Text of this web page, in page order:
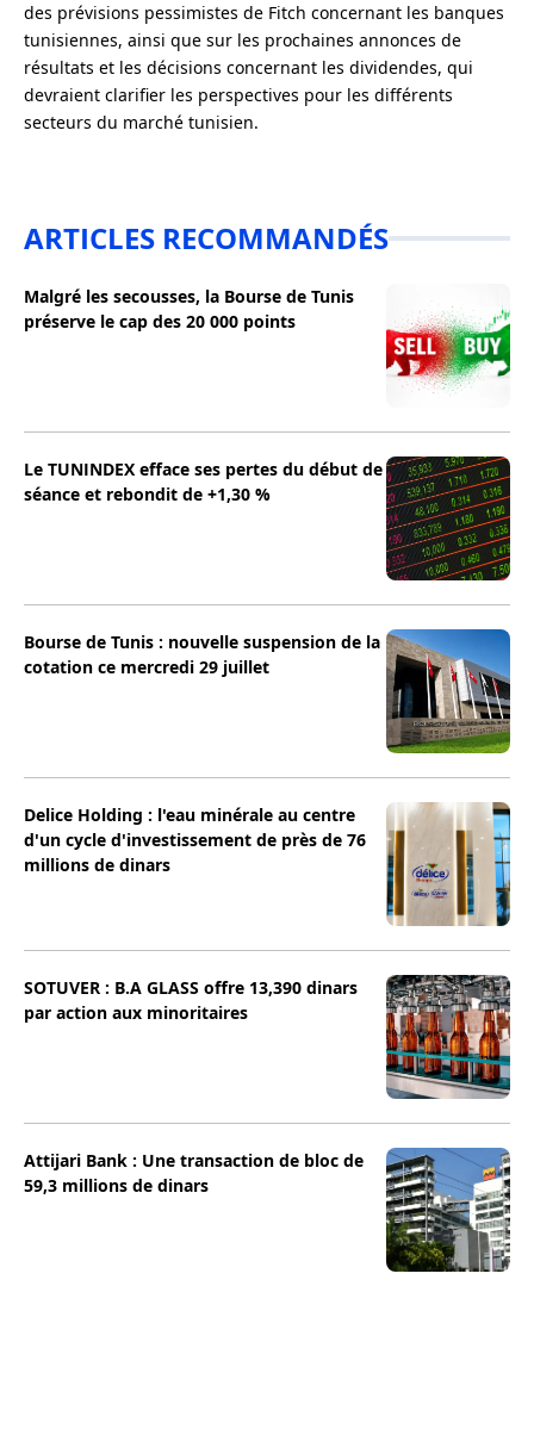
des prévisions pessimistes de Fitch concernant les banques
tunisiennes, ainsi que sur les prochaines annonces de
résultats et les décisions concernant les dividendes, qui
devraient clarifier les perspectives pour les différents
secteurs du marché tunisien.
ARTICLES RECOMMANDÉS
Malgré les secousses, la Bourse de Tunis
préserve le cap des 20 000 points
Le TUNINDEX efface ses pertes du début de
séance et rebondit de +1,30 %
Bourse de Tunis : nouvelle suspension de la
cotation ce mercredi 29 juillet
Delice Holding : l'eau minérale au centre
d'un cycle d'investissement de près de 76
millions de dinars
SOTUVER : B.A GLASS offre 13,390 dinars
par action aux minoritaires
Attijari Bank : Une transaction de bloc de
59,3 millions de dinars